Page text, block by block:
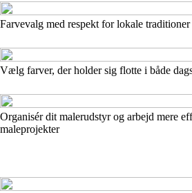
Farvevalg med respekt for lokale
Vælg farver, der holder sig flotte i både
Organisér dit malerudstyr og arbejd mere
maleprojekter